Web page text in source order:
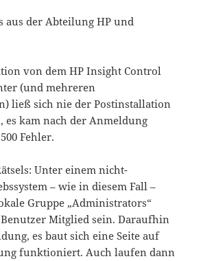
aus der Abteilung HP und
von dem HP Insight Control
(und mehreren
ließ sich nie der Postinstallation
kam nach der Anmeldung
Fehler.
Unter einem nicht-
– wie in diesem Fall –
Gruppe „Administrators“
Mitglied sein. Daraufhin
es baut sich eine Seite auf
funktioniert. Auch laufen dann